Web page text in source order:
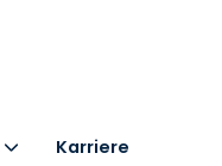
Karriere